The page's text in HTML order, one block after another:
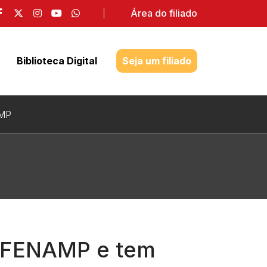
Área do filiado
Biblioteca Digital Seja um filiado
e tem